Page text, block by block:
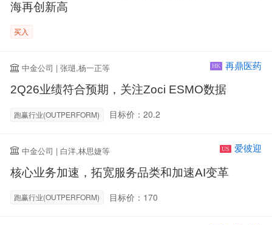
海再创新高
买入
中金公司 | 张琎,杨一正等 HK 再鼎医药
2Q26业绩符合预期，关注Zoci ESMO数据
跑赢行业(OUTPERFORM) 目标价：20.2
中金公司 | 白洋,林思婕等 US 爱彼迎
核心业务加速，拓宽服务品类和加速AI变革
跑赢行业(OUTPERFORM) 目标价：170